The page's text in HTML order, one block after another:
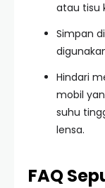
atau tisu
Simpan
Hindari
mobil
suhu
lensa.
FAQ